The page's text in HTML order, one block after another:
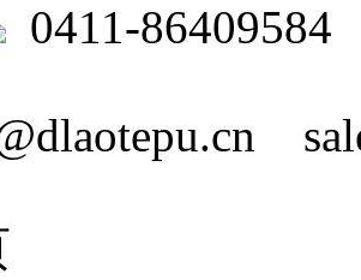
0411-86409584